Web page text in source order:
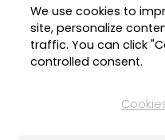
Zone des Membres
Blog
We use cookies to
site, personalize
traffic. You can click
controlled consent.